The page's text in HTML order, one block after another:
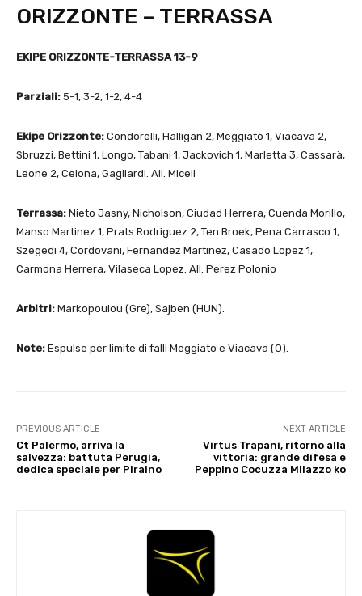
ORIZZONTE – TERRASSA
EKIPE ORIZZONTE-TERRASSA 13-9
Parziali: 5-1, 3-2, 1-2, 4-4
Ekipe Orizzonte: Condorelli, Halligan 2, Meggiato 1, Viacava 2,
Sbruzzi, Bettini 1, Longo, Tabani 1, Jackovich 1, Marletta 3, Cassarà,
Leone 2, Celona, Gagliardi. All. Miceli
Terrassa: Nieto Jasny, Nicholson, Ciudad Herrera, Cuenda Morillo,
Manso Martinez 1, Prats Rodriguez 2, Ten Broek, Pena Carrasco 1,
Szegedi 4, Cordovani, Fernandez Martinez, Casado Lopez 1,
Carmona Herrera, Vilaseca Lopez. All. Perez Polonio
Arbitri: Markopoulou (Gre), Sajben (HUN).
Note: Espulse per limite di falli Meggiato e Viacava (O).
PREVIOUS ARTICLE
Ct Palermo, arriva la
salvezza: battuta Perugia,
dedica speciale per Piraino
NEXT ARTICLE
Virtus Trapani, ritorno alla
vittoria: grande difesa e
Peppino Cocuzza Milazzo ko